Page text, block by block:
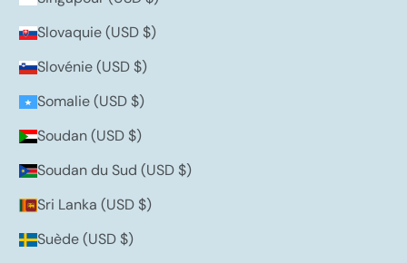
Slovaquie (USD $)
Slovénie (USD $)
Somalie (USD $)
Soudan (USD $)
Soudan du Sud (USD $)
Sri Lanka (USD $)
Suède (USD $)